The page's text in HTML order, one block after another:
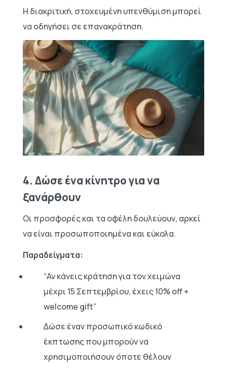
Η διακριτική, στοχευμένη υπενθύμιση μπορεί
να οδηγήσει σε επανακράτηση.
4. Δώσε ένα κίνητρο για να
ξανάρθουν
Οι προσφορές και τα οφέλη δουλεύουν, αρκεί
να είναι προσωποποιημένα και εύκολα.
Παραδείγματα:
“Αν κάνεις κράτηση για τον χειμώνα
μέχρι 15 Σεπτεμβρίου, έχεις 10% off +
welcome gift”
Δώσε έναν προσωπικό κωδικό
έκπτωσης που μπορούν να
χρησιμοποιήσουν όποτε θέλουν